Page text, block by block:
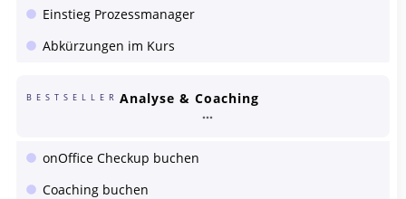
Einstieg Prozessmanager
Abkürzungen im Kurs
BESTSELLER Analyse & Coaching
onOffice Checkup buchen
Coaching buchen